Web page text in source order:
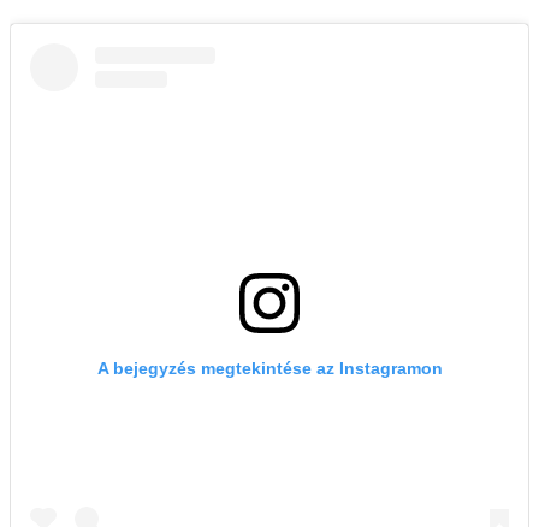
A bejegyzés megtekintése az Instagramon